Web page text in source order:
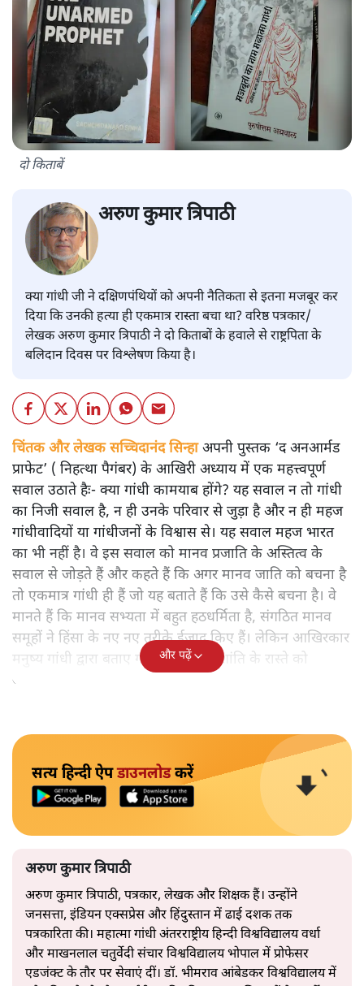
दो किताबें
अरुण कुमार त्रिपाठी
क्या गांधी जी ने दक्षिणपंथियों को अपनी नैतिकता से इतना मजबूर कर
दिया कि उनकी हत्या ही एकमात्र रास्ता बचा था? वरिष्ठ पत्रकार/
लेखक अरुण कुमार त्रिपाठी ने दो किताबों के हवाले से राष्ट्रपिता के
बलिदान दिवस पर विश्लेषण किया है।
चिंतक और लेखक सच्चिदानंद सिन्हाअपनी पुस्तक ‘द अनआर्मड
प्राफेट’ ( निहत्था पैगंबर) के आखिरी अध्याय में एक महत्त्वपूर्ण
सवाल उठाते हैः- क्या गांधी कामयाब होंगे? यह सवाल न तो गांधी
का निजी सवाल है, न ही उनके परिवार से जुड़ा है और न ही महज
गांधीवादियों या गांधीजनों के विश्वास से। यह सवाल महज भारत
का भी नहीं है। वे इस सवाल को मानव प्रजाति के अस्तित्व के
सवाल से जोड़ते हैं और कहते हैं कि अगर मानव जाति को बचना है
तो एकमात्र गांधी ही हैं जो यह बताते हैं कि उसे कैसे बचना है। वे
मानते हैं कि मानव सभ्यता में बहुत हठधर्मिता है, संगठित मानव
समूहों ने हिंसा के नए नए तरीके ईजाद किए हैं। लेकिन आखिरकार
मनुष्य गांधी द्वारा बताए गए अहिंसा और शांति के रास्ते को
अपनाएगा।
और पढ़ें
सत्य हिन्दी ऐपडाउनलोडकरें
अरुण कुमार त्रिपाठी
अरुण कुमार त्रिपाठी, पत्रकार, लेखक और शिक्षक हैं। उन्होंने
जनसत्ता, इंडियन एक्सप्रेस और हिंदुस्तान में ढाई दशक तक
पत्रकारिता की। महात्मा गांधी अंतरराष्ट्रीय हिन्दी विश्वविद्यालय वर्धा
और माखनलाल चतुर्वेदी संचार विश्वविद्यालय भोपाल में प्रोफेसर
एडजंक्ट के तौर पर सेवाएं दीं। डॉ. भीमराव आंबेडकर विश्वविद्यालय में